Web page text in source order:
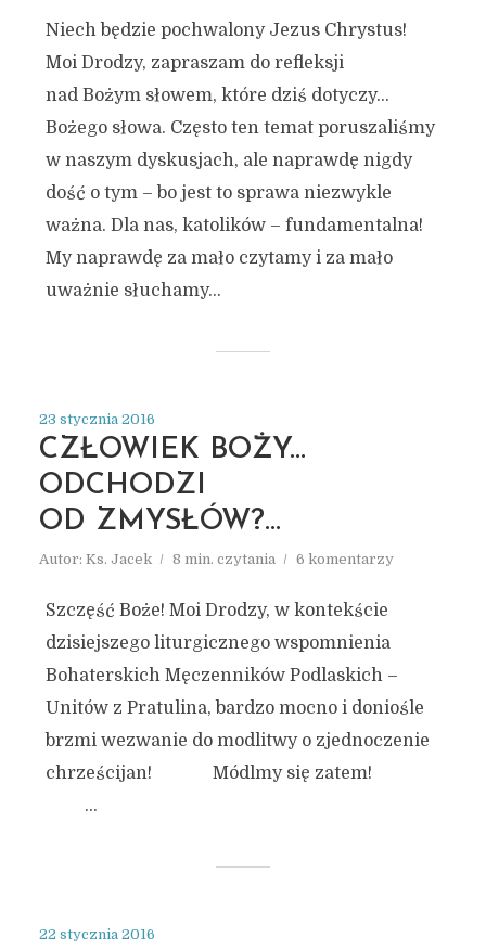
Niech będzie pochwalony Jezus Chrystus!
Moi Drodzy, zapraszam do refleksji
nad Bożym słowem, które dziś dotyczy…
Bożego słowa. Często ten temat poruszaliśmy
w naszym dyskusjach, ale naprawdę nigdy
dość o tym – bo jest to sprawa niezwykle
ważna. Dla nas, katolików – fundamentalna!
My naprawdę za mało czytamy i za mało
uważnie słuchamy...
23 stycznia 2016
CZŁOWIEK BOŻY…
ODCHODZI
OD ZMYSŁÓW?…
Autor: Ks. Jacek 8 min. czytania 6 komentarzy
Szczęść Boże! Moi Drodzy, w kontekście
dzisiejszego liturgicznego wspomnienia
Bohaterskich Męczenników Podlaskich –
Unitów z Pratulina, bardzo mocno i doniośle
brzmi wezwanie do modlitwy o zjednoczenie
chrześcijan! Módlmy się zatem!
...
22 stycznia 2016